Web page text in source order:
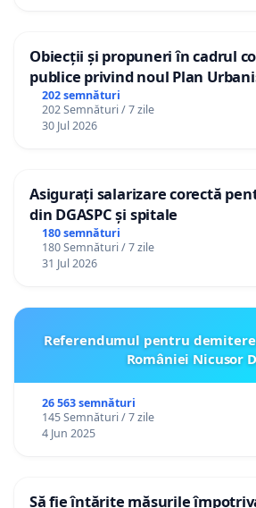
Obiecții și propuneri în cadrul
publice privind noul Plan
(PUG) Ialoveni
202 semnături
202 Semnături / 7 zile
30 Jul 2026
Asigurați salarizare corectă
din DGASPC și spitale
180 semnături
180 Semnături / 7 zile
31 Jul 2026
Referendumul pentru
României Nicusor
26 563 semnături
145 Semnături / 7 zile
4 Jun 2025
Să fie întărite măsurile